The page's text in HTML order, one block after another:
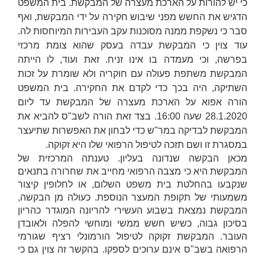
כי יש להורות על הארכת מעצרה של המבקשת. בית המשפט
הדגיש את החשש מפני שיבוש חקירה על ידי המבקשת, ואף
סבר כי נשקפת ממנה מסוכנות עקב העבירות המיוחסות לה.
עוד צוין כי המבקשת עבדה בעסק שהוא צומת מרכזי
בפרשה, וכי מעמדה בו אינו זניח. זאת ועוד, לו הייתה
המבקשת משתפת פעולה עם חוקריה ולא שומרת על זכות
השתיקה, היה בכך כדי לקדם את החקירה. בית המשפט
הורה אפוא על הארכת מעצרה של המבקשת עד ליום
28.1.2020 שעה 16:00. בצד זאת הורה לשב"ס להביא את
המבקשת לבדיקה במר"ש כדי לבחון את האפשרות שתיעצר
במסגרת זו ושם תזכה לטיפול הרפואי שלו היא זקוקה.
מכאן הבקשה שנדונה בעליון. טענתה המרכזית של
המבקשת היא כי מצבה הרפואי מחייב את שחרורה בתנאים
שנקבעו בהחלטת בית משפט השלום, או לחלופין קיצור
משמעותי של תקופת המעצר הנוספת. כעולה מן הבקשה,
המבקשת נמצאת בשבוע העשירי להריונה המוגדר כהריון
בסיכון גבוה, כשיש חשש ממשי ומוחשי להפלה ולאובדן
העובר. המבקשת זקוקה לטיפול הורמונלי רציף שגורמי
הרפואה בשב"ס אינם ערוכים לספקו. בהקשר זה צוין גם כי